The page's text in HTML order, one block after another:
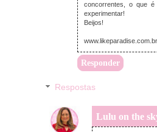
concorrentes, o que é
experimentar!
Beijos!
www.likeparadise.com.br
Responder
Respostas
Lulu on the